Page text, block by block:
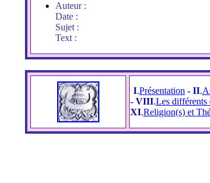
Auteur :
Date :
Sujet :
Text :
-I.Présentation - II.
- VIII.Les
XI.Religion(s) et